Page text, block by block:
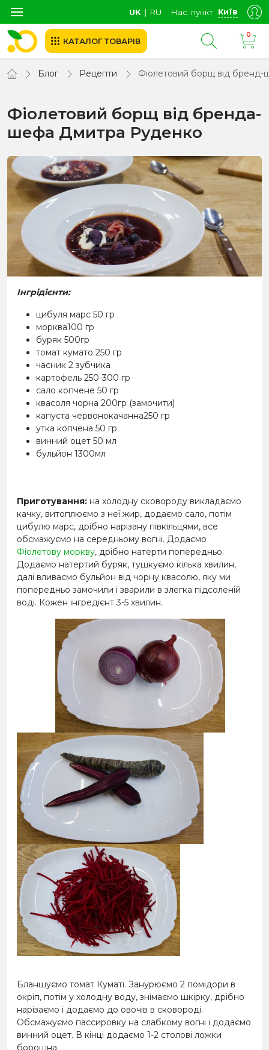
UK ∣ RU Нас. пункт Київ
КАТАЛОГ ТОВАРІВ
0
Блог Рецепти Фіолетовий борщ від
Фіолетовий борщ від бренда-
шефа Дмитра Руденко
Інгрідієнти:
цибуля марс 50 гр
морква100 гр
буряк 500гр
томат кумато 250 гр
часник 2 зубчика
картофель 250-300 гр
сало копчене 50 гр
квасоля чорна 200гр (замочити)
капуста червонокачанна250 гр
утка копчена 50 гр
винний оцет 50 мл
бульйон 1300мл
Приготування: на холодну сковороду викладаємо
качку, витоплюємо з неї жир, додаємо сало, потім
цибулю марс, дрібно нарізану півкільцями, все
обсмажуємо на середньому вогні. Додаємо
Фіолетову моркву, дрібно натерти попередньо.
Додаємо натертий буряк, тушкуємо кілька хвилин,
далі вливаємо бульйон від чорну квасолю, яку ми
попередньо замочили і зварили в злегка підсоленій
воді. Кожен інгредієнт 3-5 хвилин.
Бланшуємо томат Куматі. Занурюємо 2 помідори в
окріп, потім у холодну воду, знімаємо шкірку, дрібно
нарізаємо і додаємо до овочів в сковороді.
Обсмажуємо пассировку на слабкому вогні і додаємо
винний оцет. В кінці додаємо 1-2 столові ложки
борошна.